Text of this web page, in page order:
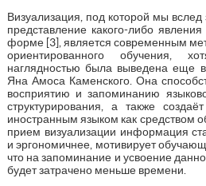
Визуализация, под которой мы
представление какого-либо
форме [3], является современным
ориентированного обучения,
наглядностью была выведена еще в
Яна Амоса Каменского. Она
восприятию и запоминанию
структурирования, а также
иностранным языком как средством
прием визуализации информация
и эргономичнее, мотивирует
что на запоминание и усвоение
будет затрачено меньше времени.